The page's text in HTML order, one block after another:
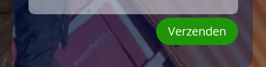
Verzenden